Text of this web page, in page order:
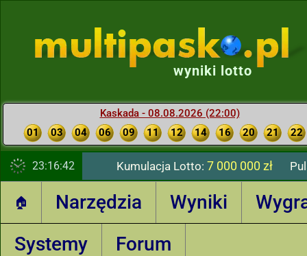
wyniki lotto
Kaskada - 08.08.2026 (22:00)
01
03 04 06 09 11 12 14 16 20 21 22
23:16:44 Kumulacja Lotto: 7 000 000 zł
🏠 Narzędzia Wyniki
Systemy
Forum